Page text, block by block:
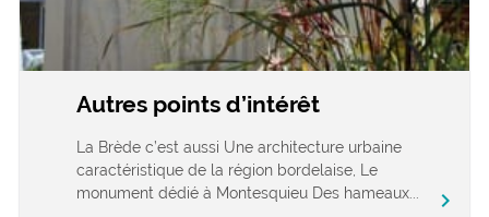
Autres points d’intérêt
La Brède c’est aussi Une architecture urbaine
caractéristique de la région bordelaise, Le
monument dédié à Montesquieu Des hameaux...
chevron_right